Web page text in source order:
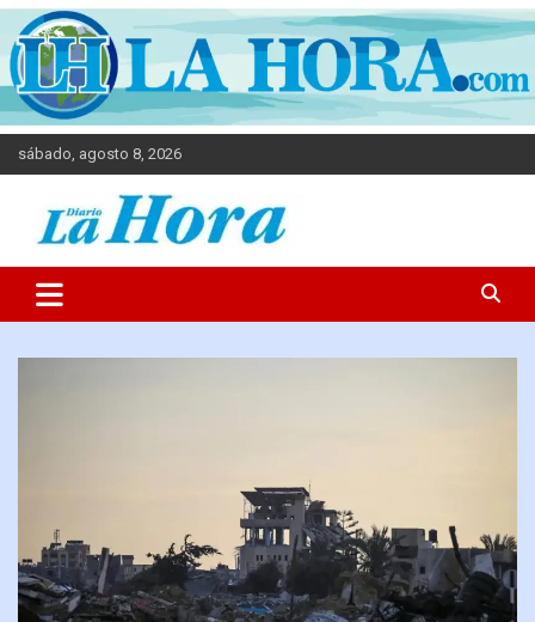
sábado, agosto 8, 2026
Diario La Hora